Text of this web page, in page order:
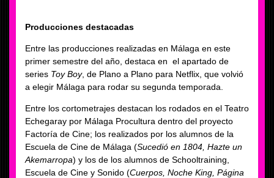
Producciones destacadas
Entre las producciones realizadas en Málaga en este
primer semestre del año, destaca en el apartado de
series Toy Boy, de Plano a Plano para Netflix, que volvió
a elegir Málaga para rodar su segunda temporada.
Entre los cortometrajes destacan los rodados en el Teatro
Echegaray por Málaga Procultura dentro del proyecto
Factoría de Cine; los realizados por los alumnos de la
Escuela de Cine de Málaga (Sucedió en 1804, Hazte un
Akemarropa) y los de los alumnos de Schooltraining,
Escuela de Cine y Sonido (Cuerpos, Noche King, Página